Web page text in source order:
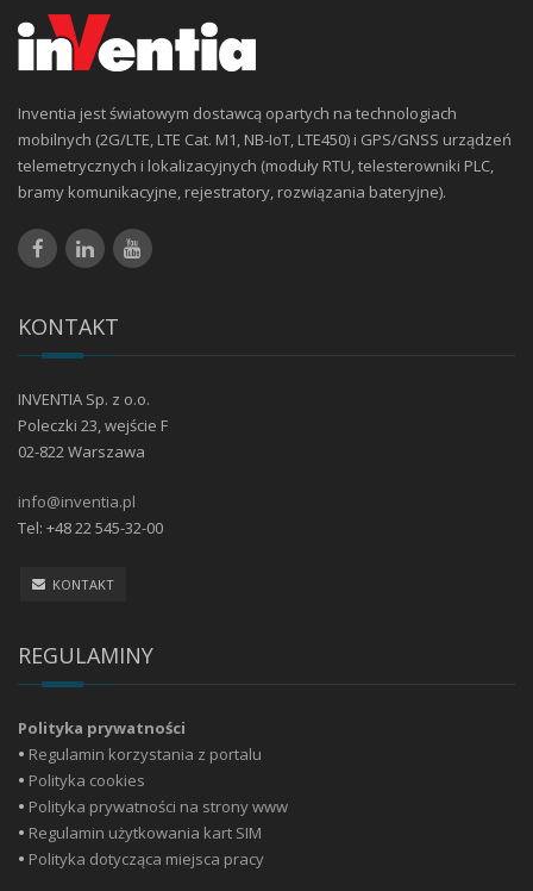
Inventia jest światowym dostawcą opartych na technologiach
mobilnych (2G/LTE, LTE Cat. M1, NB-IoT, LTE450) i GPS/GNSS urządzeń
telemetrycznych i lokalizacyjnych (moduły RTU, telesterowniki PLC,
bramy komunikacyjne, rejestratory, rozwiązania bateryjne).
KONTAKT
INVENTIA Sp. z o.o.
Poleczki 23, wejście F
02-822 Warszawa
info@inventia.pl
Tel: +48 22 545-32-00
KONTAKT
REGULAMINY
Polityka prywatności
• Regulamin korzystania z portalu
• Polityka cookies
• Polityka prywatności na strony www
• Regulamin użytkowania kart SIM
• Polityka dotycząca miejsca pracy